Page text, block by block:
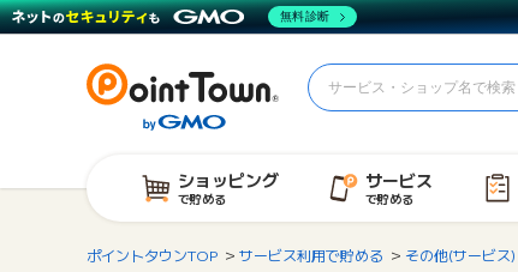
ショッピング
で貯める
サービス
で貯める
ポイントタウンTOP サービス利用で貯める その他(サービス)
無料診断